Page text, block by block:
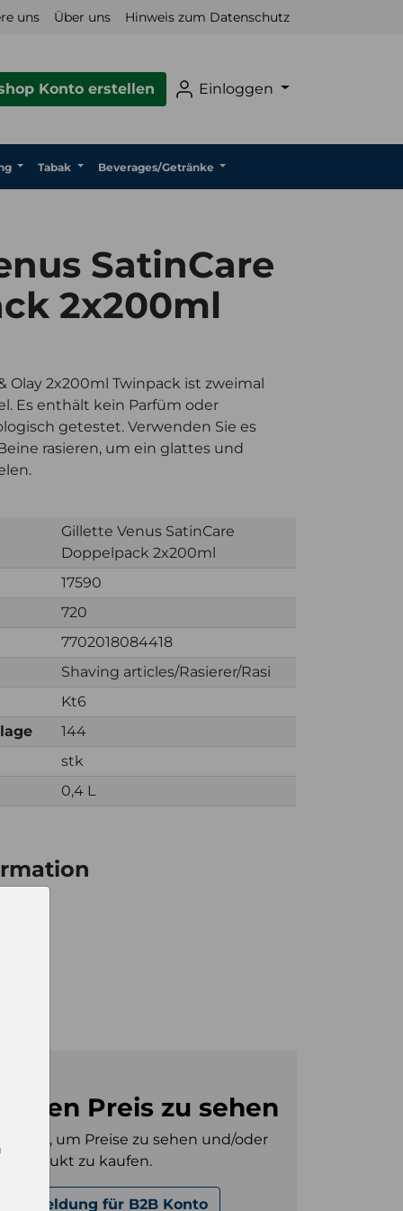
uns Über uns Hinweis zum Datenschutz
Konto erstellen Einloggen
Tabak Beverages/Getränke
SatinCare
2x200ml
Olay 2x200ml Twinpack ist zweimal
Es enthält kein Parfüm oder
getestet. Verwenden Sie es
rasieren, um ein glattes und
Gillette Venus SatinCare
Doppelpack 2x200ml
17590
720
7702018084418
Shaving articles/Rasierer/Rasi
Kt6
144
stk
0,4 L
den Preis zu sehen
sein, um Preise zu sehen und/oder
Produkt zu kaufen.
Anmeldung für B2B Konto